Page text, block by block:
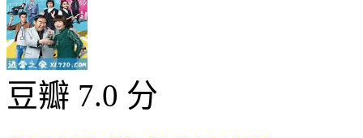
豆瓣 7.0 分